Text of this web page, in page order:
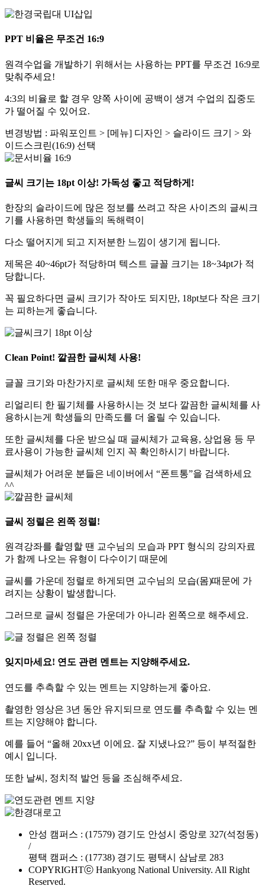
PPT 비율은 무조건 16:9
원격수업을 개발하기 위해서는 사용하는 PPT를 무조건 16:9로
맞춰주세요!
4:3의 비율로 할 경우 양쪽 사이에 공백이 생겨 수업의 집중도
가 떨어질 수 있어요.
변경방법 : 파워포인트 > [메뉴] 디자인 > 슬라이드 크기 > 와
이드스크린(16:9) 선택
글씨 크기는 18pt 이상! 가독성 좋고 적당하게!
한장의 슬라이드에 많은 정보를 쓰려고 작은 사이즈의 글씨크
기를 사용하면 학생들의 독해력이
다소 떨어지게 되고 지저분한 느낌이 생기게 됩니다.
제목은 40~46pt가 적당하며 텍스트 글꼴 크기는 18~34pt가 적
당합니다.
꼭 필요하다면 글씨 크기가 작아도 되지만, 18pt보다 작은 크기
는 피하는게 좋습니다.
Clean Point! 깔끔한 글씨체 사용!
글꼴 크기와 마찬가지로 글씨체 또한 매우 중요합니다.
리얼리티 한 필기체를 사용하시는 것 보다 깔끔한 글씨체를 사
용하시는게 학생들의 만족도를 더 올릴 수 있습니다.
또한 글씨체를 다운 받으실 때 글씨체가 교육용, 상업용 등 무
료사용이 가능한 글씨체 인지 꼭 확인하시기 바랍니다.
글씨체가 어려운 분들은 네이버에서 “폰트통”을 검색하세요
^^
글씨 정렬은 왼쪽 정렬!
원격강좌를 촬영할 땐 교수님의 모습과 PPT 형식의 강의자료
가 함께 나오는 유형이 다수이기 때문에
글씨를 가운데 정렬로 하게되면 교수님의 모습(몸)때문에 가
려지는 상황이 발생합니다.
그러므로 글씨 정렬은 가운데가 아니라 왼쪽으로 해주세요.
잊지마세요! 연도 관련 멘트는 지양해주세요.
연도를 추측할 수 있는 멘트는 지양하는게 좋아요.
촬영한 영상은 3년 동안 유지되므로 연도를 추측할 수 있는 멘
트는 지양해야 합니다.
예를 들어 “올해 20xx년 이에요. 잘 지냈나요?” 등이 부적절한
예시 입니다.
또한 날씨, 정치적 발언 등을 조심해주세요.
안성 캠퍼스 : (17579) 경기도 안성시 중앙로 327(석정동)
/
평택 캠퍼스 : (17738) 경기도 평택시 삼남로 283
COPYRIGHTⓒ Hankyong National University. All Right
Reserved.